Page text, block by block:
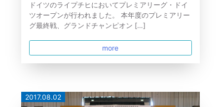
ドイツのライプチヒにおいてプレミアリーグ・ドイ
ツオープンが行われました。 本年度のプレミアリー
グ最終戦、グランドチャンピオン […]
more
2017.08.02